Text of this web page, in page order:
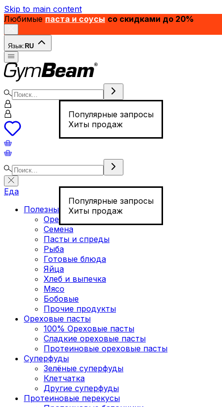
Skip to main content
Любимые паста и соусы со скидками до 20%
Язык: RU
Популярные запросы
Хиты продаж
Популярные запросы
Хиты продаж
Еда
Полезные продукты
Орехи
Семена
Пасты и спреды
Рыба
Готовые блюда
Яйца
Хлеб и выпечка
Мясо
Бобовые
Прочие продукты
Ореховые пасты
100% Ореховые пасты
Сладкие ореховые пасты
Протеиновые ореховые пасты
Суперфуды
Зелёные суперфуды
Клетчатка
Другие суперфуды
Протеиновые перекусы